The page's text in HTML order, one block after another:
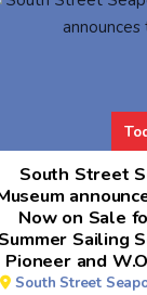
South Street
Now on Sale
Sailing
Pioneer and
South Street